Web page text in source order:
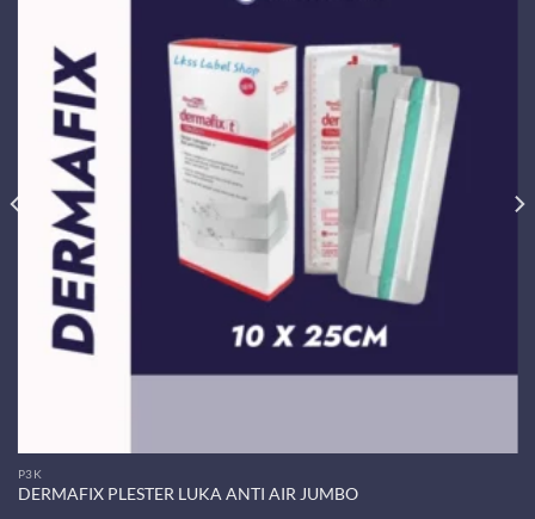
P3K
DERMAFIX PLESTER LUKA ANTI AIR JUMBO